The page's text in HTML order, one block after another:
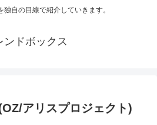
自の目線で紹介していきます。
ンドボックス
アリスプロジェクト)